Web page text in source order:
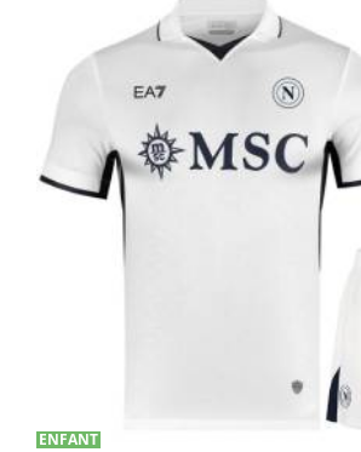
ENFANT